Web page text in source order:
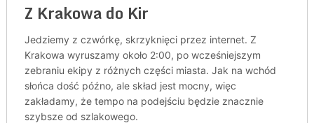
Z Krakowa do Kir
Jedziemy z czwórkę, skrzyknięci przez internet. Z
Krakowa wyruszamy około 2:00, po wcześniejszym
zebraniu ekipy z różnych części miasta. Jak na wchód
słońca dość późno, ale skład jest mocny, więc
zakładamy, że tempo na podejściu będzie znacznie
szybsze od szlakowego.